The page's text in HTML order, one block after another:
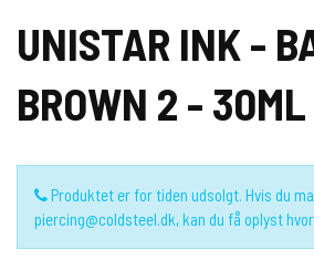
UNISTAR INK -
BROWN 2 - 30ML
Produktet er for tiden udsolgt. Hvis du
piercing@coldsteel.dk, kan du få oplyst